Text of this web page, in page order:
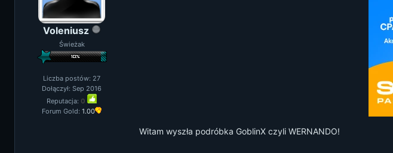
Voleniusz
Świeżak
Liczba postów: 27
Dołączył: Sep 2016
Reputacja: 0
Forum Gold: 1.00
Witam wyszła podróbka GoblinX czyli WERNANDO!